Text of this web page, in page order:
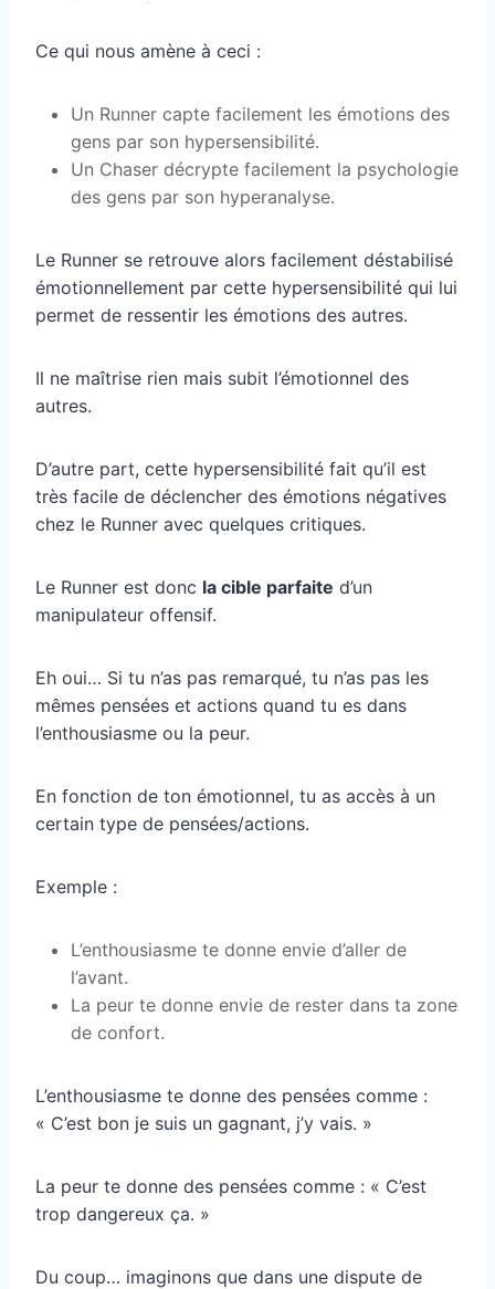
Ce qui nous amène à ceci :
Un Runner capte facilement les émotions des
gens par son hypersensibilité.
Un Chaser décrypte facilement la psychologie
des gens par son hyperanalyse.
Le Runner se retrouve alors facilement déstabilisé
émotionnellement par cette hypersensibilité qui lui
permet de ressentir les émotions des autres.
Il ne maîtrise rien mais subit l’émotionnel des
autres.
D’autre part, cette hypersensibilité fait qu’il est
très facile de déclencher des émotions négatives
chez le Runner avec quelques critiques.
Le Runner est donc la cible parfaite d’un
manipulateur offensif.
Eh oui… Si tu n’as pas remarqué, tu n’as pas les
mêmes pensées et actions quand tu es dans
l’enthousiasme ou la peur.
En fonction de ton émotionnel, tu as accès à un
certain type de pensées/actions.
Exemple :
L’enthousiasme te donne envie d’aller de
l’avant.
La peur te donne envie de rester dans ta zone
de confort.
L’enthousiasme te donne des pensées comme :
« C’est bon je suis un gagnant, j’y vais. »
La peur te donne des pensées comme : « C’est
trop dangereux ça. »
Du coup… imaginons que dans une dispute de